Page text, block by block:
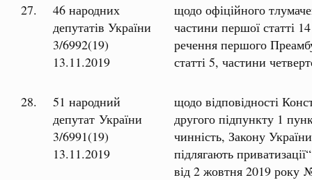
27.
46 народних
депутатів України
3/6992(19)
13.11.2019
щодо офіційного
частини першої статті
речення першого
статті 5, частини
28.
51 народний
депутат України
3/6991(19)
13.11.2019
щодо відповідності
другого підпункту 1
чинність, Закону
підлягають
від 2 жовтня 2019